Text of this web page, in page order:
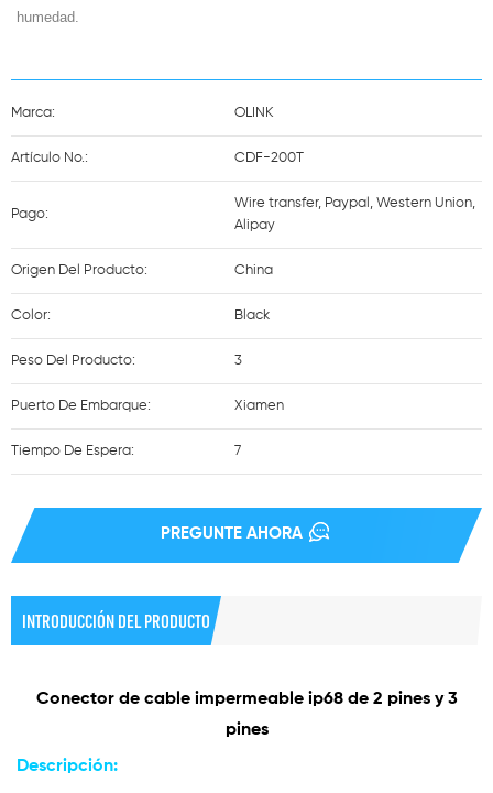
humedad.
Marca: OLINK
Artículo No.: CDF-200T
Pago:
Wire transfer, Paypal, Western Union,
Alipay
Origen Del Producto: China
Color: Black
Peso Del Producto: 3
Puerto De Embarque: Xiamen
Tiempo De Espera: 7
PREGUNTE AHORA
INTRODUCCIÓN DEL PRODUCTO
Conector de cable impermeable ip68 de 2 pines y 3
pines
Descripción: